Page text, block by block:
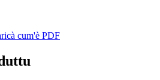
cum'è PDF